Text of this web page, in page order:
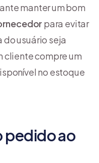
manter um bom
para evitar
usuário seja
cliente compre um
no estoque
pedido ao